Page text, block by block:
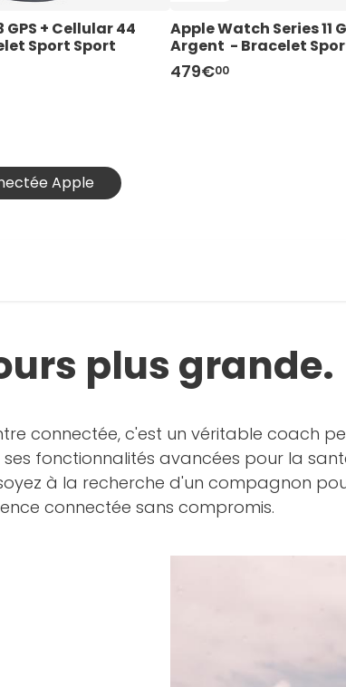
GPS + Cellular 44
Sport Sport
Apple Watch Series 11
Argent  - Bracelet
mm - Taille M/L
479€00
Apple
plus grande.
connectée, c'est un véritable coach
fonctionnalités avancées pour la
à la recherche d'un compagnon
connectée sans compromis.